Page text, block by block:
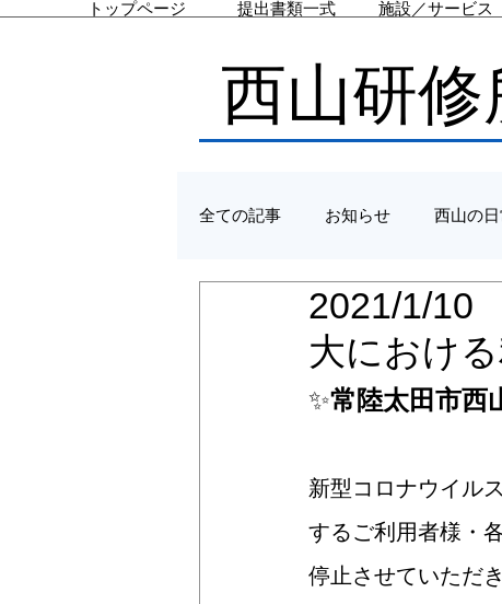
トップページ 提出書類一式 施設／サービス
西山研
全ての記事 お知らせ 西山の日
2021/1/10
大におけ
✨常陸太田市西
新型コロナウイル
するご利用者様・
停止させていただ